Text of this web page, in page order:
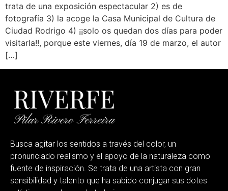
trata de una exposición espectacular 2) es de
fotografía 3) la acoge la Casa Municipal de Cultura de
Ciudad Rodrigo 4) ¡¡solo os quedan dos días para poder
visitarla!!, porque este viernes, día 19 de marzo, el autor
[…]
Busca agitar los sentidos a través del color, un
pronunciado realismo y el apoyo de la naturaleza como
fuente de inspiración. Se trata de una artista con gran
sensibilidad y talento que ha sabido conjugar sus dotes